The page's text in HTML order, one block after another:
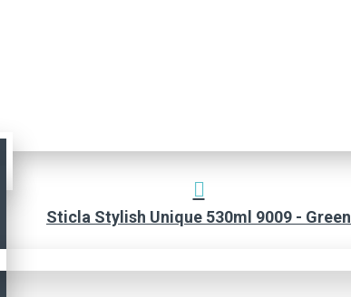
Sticla Stylish Unique 530ml 9009 - Green